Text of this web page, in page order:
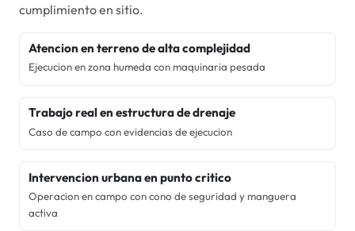
cumplimiento en sitio.
Atencion en terreno de alta complejidad
Ejecucion en zona humeda con maquinaria pesada
Trabajo real en estructura de drenaje
Caso de campo con evidencias de ejecucion
Intervencion urbana en punto critico
Operacion en campo con cono de seguridad y manguera
activa